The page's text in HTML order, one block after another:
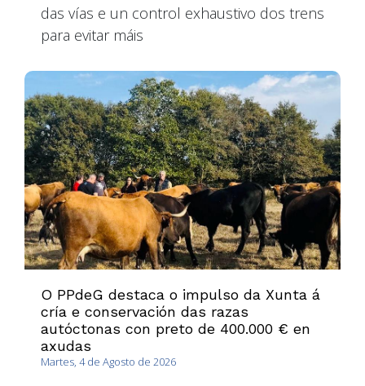
das vías e un control exhaustivo dos trens
para evitar máis
O PPdeG destaca o impulso da Xunta á
cría e conservación das razas
autóctonas con preto de 400.000 € en
axudas
Martes, 4 de Agosto de 2026